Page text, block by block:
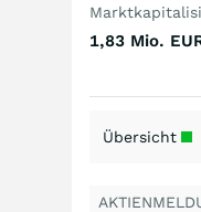
1,83 Mio.
Übersicht